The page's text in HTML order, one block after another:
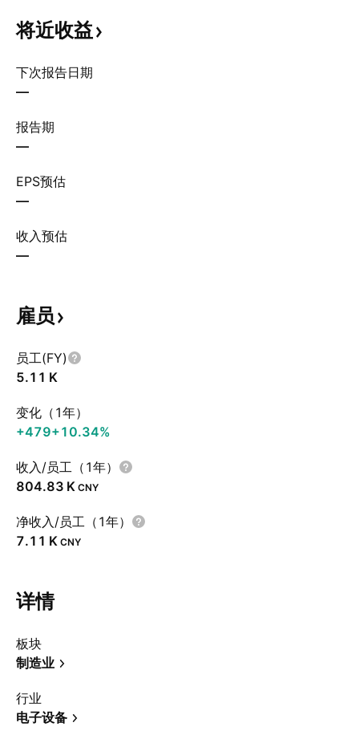
将近收益
下次报告日期
—
报告期
—
EPS预估
—
收入预估
—
雇员
员工(FY)
‪5.11 K‬
变化（1年）
+479+10.34%
收入/员工（1年）
‪804.83 K‬ CNY
净收入/员工（1年）
‪7.11 K‬ CNY
详情
板块
制造业
行业
电子设备